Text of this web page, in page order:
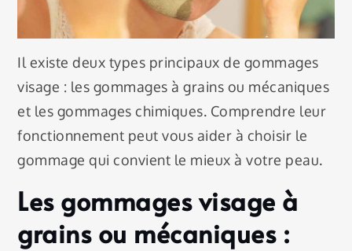
Il existe deux types principaux de gommages
visage : les gommages à grains ou mécaniques
et les gommages chimiques. Comprendre leur
fonctionnement peut vous aider à choisir le
gommage qui convient le mieux à votre peau.
Les gommages visage à
grains ou mécaniques :